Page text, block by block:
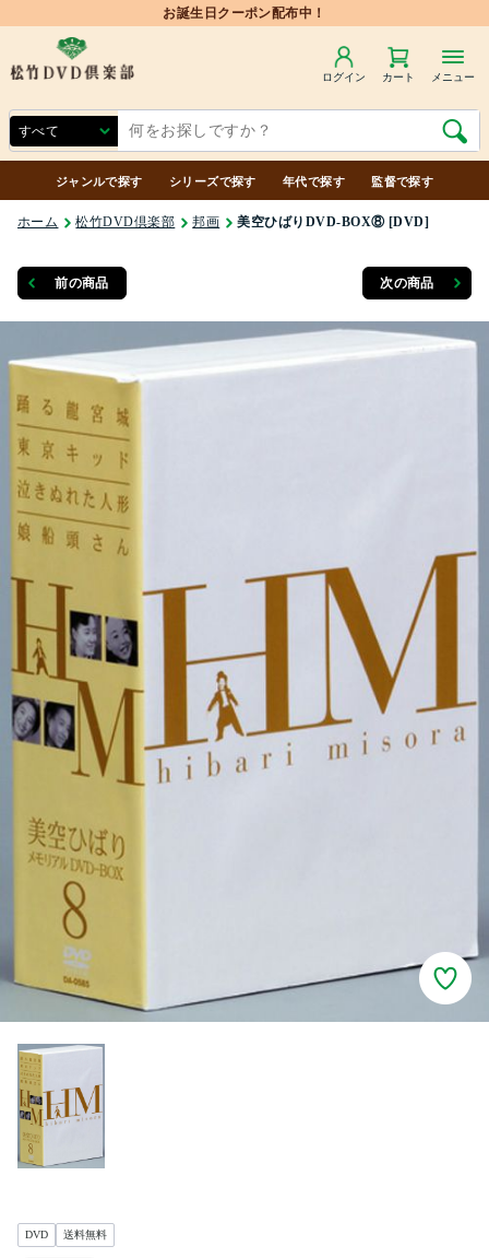
お誕生日クーポン配布中！
ログイン カート メニュー
ジャンルで探す シリーズで探す 年代で探す 監督で探す
ホーム 松竹DVD倶楽部 邦画 美空ひばりDVD-BOX⑧ [DVD]
前の商品 次の商品
DVD 送料無料